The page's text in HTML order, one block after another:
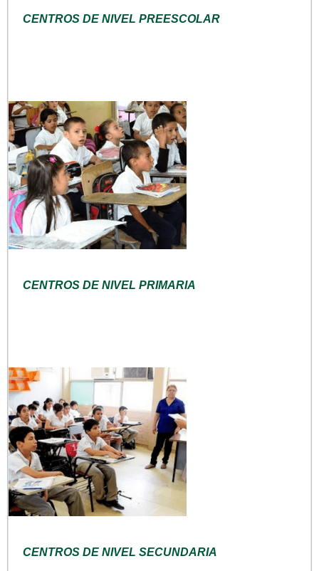
CENTROS DE NIVEL PREESCOLAR
CENTROS DE NIVEL PRIMARIA
CENTROS DE NIVEL SECUNDARIA